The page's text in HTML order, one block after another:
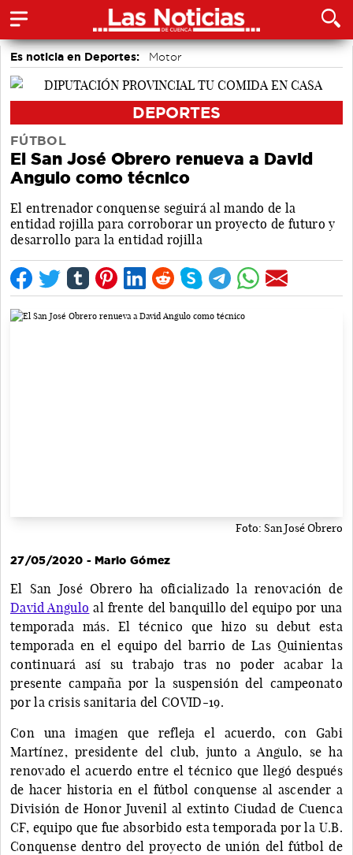
Es noticia en Deportes: Motor
DEPORTES
FÚTBOL
El San José Obrero renueva a David
Angulo como técnico
El entrenador conquense seguirá al mando de la
entidad rojilla para corroborar un proyecto de futuro y
desarrollo para la entidad rojilla
Foto: San José Obrero
27/05/2020 - Mario Gómez
El San José Obrero ha oficializado la renovación de
David Angulo al frente del banquillo del equipo por una
temporada más. El técnico que hizo su debut esta
temporada en el equipo del barrio de Las Quinientas
continuará así su trabajo tras no poder acabar la
presente campaña por la suspensión del campeonato
por la crisis sanitaria del COVID-19.
Con una imagen que refleja el acuerdo, con Gabi
Martínez, presidente del club, junto a Angulo, se ha
renovado el acuerdo entre el técnico que llegó después
de hacer historia en el fútbol conquense al ascender a
División de Honor Juvenil al extinto Ciudad de Cuenca
CF, equipo que fue absorbido esta temporada por la U.B.
Conquense dentro del proyecto de unión del fútbol de